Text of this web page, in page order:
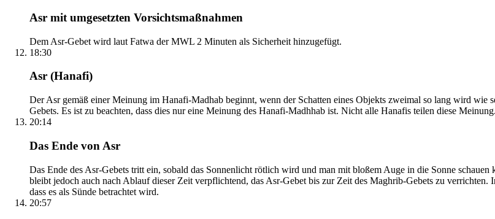
Asr mit umgesetzten Vorsichtsmaßnahmen
Dem Asr-Gebet wird laut Fatwa der MWL 2 Minuten als Sicherheit hinzugefügt.
18:30
Asr (Hanafi)
Der Asr gemäß einer Meinung im Hanafi-Madhab beginnt, wenn der Schatten eines Objekts zweimal so lang wird wie
Gebets. Es ist zu beachten, dass dies nur eine Meinung des Hanafi-Madhhab ist. Nicht alle Hanafis teilen diese
20:14
Das Ende von Asr
Das Ende des Asr-Gebets tritt ein, sobald das Sonnenlicht rötlich wird und man mit bloßem Auge in die Sonne
bleibt jedoch auch nach Ablauf dieser Zeit verpflichtend, das Asr-Gebet bis zur Zeit des Maghrib-Gebets zu
dass es als Sünde betrachtet wird.
20:57